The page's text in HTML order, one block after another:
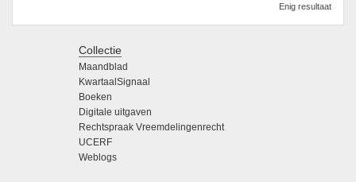
Enig resultaat
Collectie
Maandblad
KwartaalSignaal
Boeken
Digitale uitgaven
Rechtspraak Vreemdelingenrecht
UCERF
Weblogs